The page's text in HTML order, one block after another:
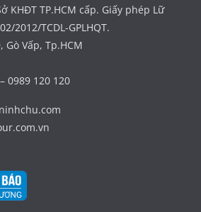
KHĐT TP.HCM cấp. Giấy phép Lữ
2012/TCDL-GPLHQT.
Gò Vấp, Tp.HCM
0989 120 120